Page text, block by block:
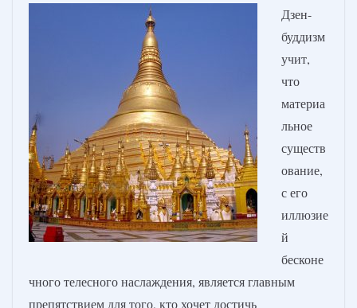
Дзен-
буддизм
учит,
что
материа
льное
существ
ование,
с его
иллюзие
й
бесконе
чного телесного наслаждения, является главным
препятствием для того, кто хочет достичь